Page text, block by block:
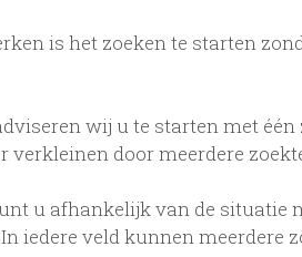
is het zoeken te starten
wij u te starten met
door meerdere
u afhankelijk van de
iedere veld kunnen meerdere